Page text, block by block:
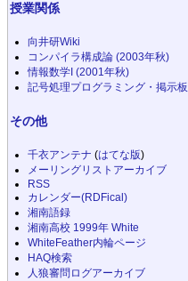
授業関係
向井研Wiki
コンパイラ構成論 (2003年秋)
情報数学I (2001年秋)
記号処理プログラミング・掲示板
その他
千衣アンテナ (はてな版)
メーリングリストアーカイブ
RSS
カレンダー(RDFical)
湘南語録
湘南高校 1999年 White
WhiteFeather内輪ページ
HAQ検索
人狼審問ログアーカイブ